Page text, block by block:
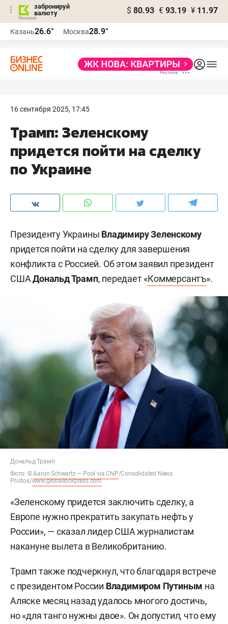
забронируй
валюту
$ 80.93 € 93.19 ¥ 11.97
Казань26.6° Москва28.9°
16 сентября 2025, 17:45
Трамп: Зеленскому
придется пойти на сделку
по Украине
Президенту Украины Владимиру Зеленскому
придется пойти на сделку для завершения
конфликта с Россией. Об этом заявил президент
СШАДональд Трамп, передает «Коммерсантъ».
Дональд Трамп
Фото: ©Aaron Schwartz — Pool via CNP/Consolidated News
Photos/www.globallookpress.com
«Зеленскому придется заключить сделку, а
Европе нужно прекратить закупать нефть у
России», — сказал лидер США журналистам
накануне вылета в Великобританию.
Трамп также подчеркнул, что благодаря встрече
с президентом России Владимиром Путиным на
Аляске месяц назад удалось многого достичь,
но «для танго нужны двое». Он допустил, что ему